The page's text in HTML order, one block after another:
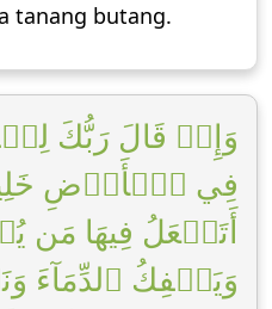
tanang butang.
وَإِذۡ قَالَ رَبُّكَ
فِي ٱلۡأَرۡضِ
أَتَجۡعَلُ فِيهَا مَن
وَيَسۡفِكُ ٱلدِّمَآءَ